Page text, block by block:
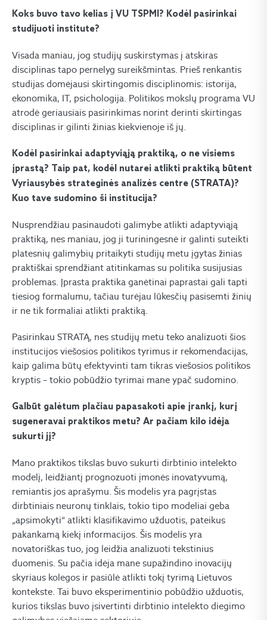
Koks buvo tavo kelias į VU TSPMI? Kodėl pasirinkai
studijuoti institute?
Visada maniau, jog studijų suskirstymas į atskiras
disciplinas tapo pernelyg sureikšmintas. Prieš renkantis
studijas domėjausi skirtingomis disciplinomis: istorija,
ekonomika, IT, psichologija. Politikos mokslų programa VU
atrodė geriausiais pasirinkimas norint derinti skirtingas
disciplinas ir gilinti žinias kiekvienoje iš jų.
Kodėl pasirinkai adaptyviąją praktiką, o ne visiems
įprastą? Taip pat, kodėl nutarei atlikti praktiką būtent
Vyriausybės strateginės analizės centre (STRATA)?
Kuo tave sudomino ši institucija?
Nusprendžiau pasinaudoti galimybe atlikti adaptyviąją
praktiką, nes maniau, jog ji turiningesnė ir galinti suteikti
platesnių galimybių pritaikyti studijų metu įgytas žinias
praktiškai sprendžiant atitinkamas su politika susijusias
problemas. Įprasta praktika ganėtinai paprastai gali tapti
tiesiog formalumu, tačiau turėjau lūkesčių pasisemti žinių
ir ne tik formaliai atlikti praktiką.
Pasirinkau STRATĄ, nes studijų metu teko analizuoti šios
institucijos viešosios politikos tyrimus ir rekomendacijas,
kaip galima būtų efektyvinti tam tikras viešosios politikos
kryptis – tokio pobūdžio tyrimai mane ypač sudomino.
Galbūt galėtum plačiau papasakoti apie įrankį, kurį
sugeneravai praktikos metu? Ar pačiam kilo idėja
sukurti jį?
Mano praktikos tikslas buvo sukurti dirbtinio intelekto
modelį, leidžiantį prognozuoti įmonės inovatyvumą,
remiantis jos aprašymu. Šis modelis yra pagrįstas
dirbtiniais neuronų tinklais, tokio tipo modeliai geba
„apsimokyti“ atlikti klasifikavimo užduotis, pateikus
pakankamą kiekį informacijos. Šis modelis yra
novatoriškas tuo, jog leidžia analizuoti tekstinius
duomenis. Su pačia idėja mane supažindino inovacijų
skyriaus kolegos ir pasiūlė atlikti tokį tyrimą Lietuvos
kontekste. Tai buvo eksperimentinio pobūdžio užduotis,
kurios tikslas buvo įsivertinti dirbtinio intelekto diegimo